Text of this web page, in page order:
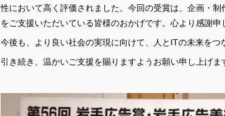
性において高く評価されました。今回の受賞は、企画・
をご支援いただいている皆様のおかげです。心より感謝申
今後も、より良い社会の実現に向けて、人とITの未来をつ
引き続き、温かいご支援を賜りますようお願い申し上げま